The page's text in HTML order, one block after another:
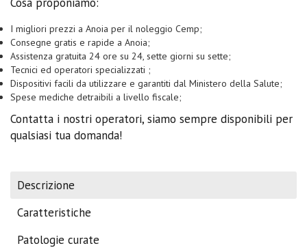
I migliori prezzi a Anoia per il noleggio Cemp;
Consegne gratis e rapide a Anoia;
Assistenza gratuita 24 ore su 24, sette giorni su sette;
Tecnici ed operatori specializzati ;
Dispositivi facili da utilizzare e garantiti dal Ministero della Salute;
Spese mediche detraibili a livello fiscale;
Contatta i nostri operatori, siamo sempre disponibili per
qualsiasi tua domanda!
Descrizione
Caratteristiche
Patologie curate